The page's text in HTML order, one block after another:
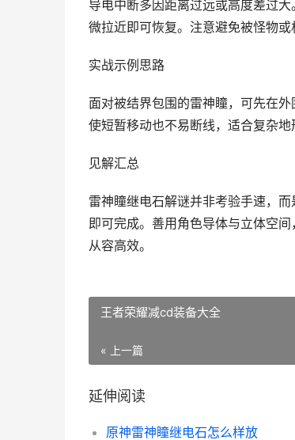
导电中断多因距离过远或高度差过
微拉近即可恢复。注意避免被怪物或
实战示例思路
面对被结界包围的雷神瞳，可先在
使短暂移动也不易断线，适合复杂地
见解汇总
雷神瞳继电石解谜并非考验手速，
即可完成。善用角色导体与立体空
从容高效。
王者荣耀减cd装备大全
« 上一篇
延伸阅读
原神雷神瞳继电石怎么样放